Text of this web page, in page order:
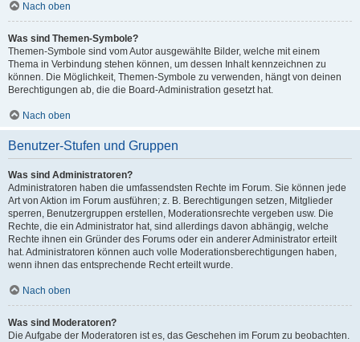
Nach oben
Was sind Themen-Symbole?
Themen-Symbole sind vom Autor ausgewählte Bilder, welche mit einem
Thema in Verbindung stehen können, um dessen Inhalt kennzeichnen zu
können. Die Möglichkeit, Themen-Symbole zu verwenden, hängt von deinen
Berechtigungen ab, die die Board-Administration gesetzt hat.
Nach oben
Benutzer-Stufen und Gruppen
Was sind Administratoren?
Administratoren haben die umfassendsten Rechte im Forum. Sie können jede
Art von Aktion im Forum ausführen; z. B. Berechtigungen setzen, Mitglieder
sperren, Benutzergruppen erstellen, Moderationsrechte vergeben usw. Die
Rechte, die ein Administrator hat, sind allerdings davon abhängig, welche
Rechte ihnen ein Gründer des Forums oder ein anderer Administrator erteilt
hat. Administratoren können auch volle Moderationsberechtigungen haben,
wenn ihnen das entsprechende Recht erteilt wurde.
Nach oben
Was sind Moderatoren?
Die Aufgabe der Moderatoren ist es, das Geschehen im Forum zu beobachten.